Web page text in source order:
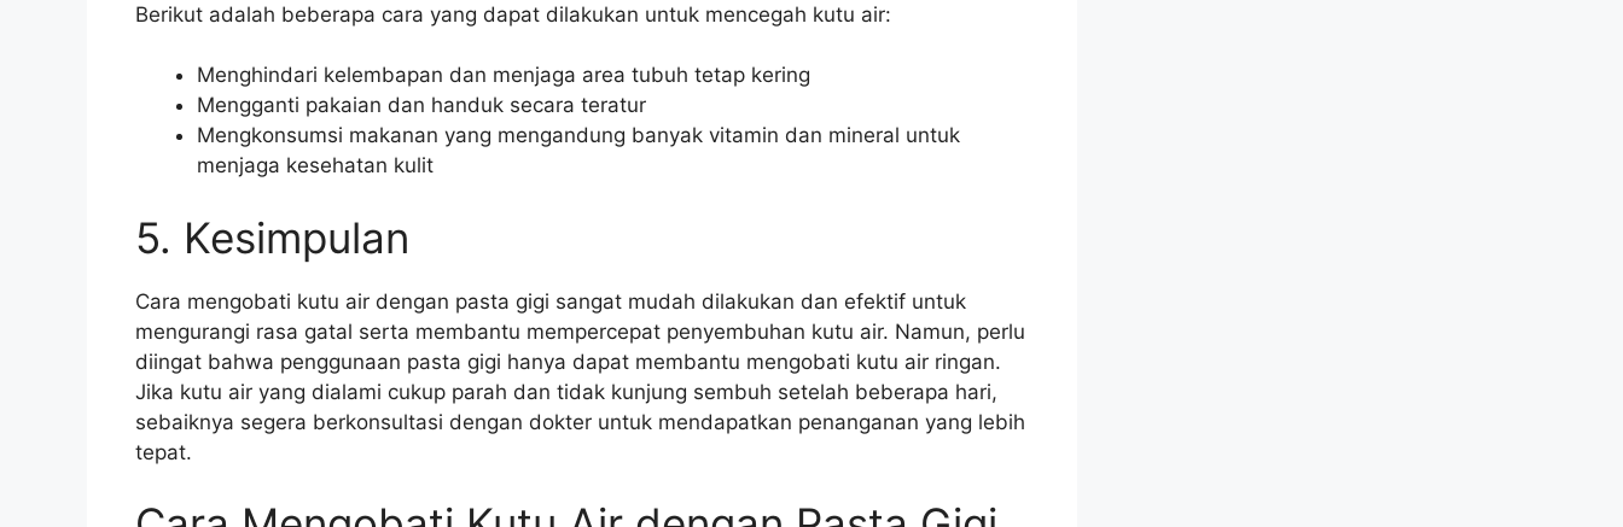
Berikut adalah beberapa cara yang dapat dilakukan untuk mencegah kutu air:
Menghindari kelembapan dan menjaga area tubuh tetap kering
Mengganti pakaian dan handuk secara teratur
Mengkonsumsi makanan yang mengandung banyak vitamin dan mineral untuk
menjaga kesehatan kulit
5. Kesimpulan
Cara mengobati kutu air dengan pasta gigi sangat mudah dilakukan dan efektif untuk
mengurangi rasa gatal serta membantu mempercepat penyembuhan kutu air. Namun, perlu
diingat bahwa penggunaan pasta gigi hanya dapat membantu mengobati kutu air ringan.
Jika kutu air yang dialami cukup parah dan tidak kunjung sembuh setelah beberapa hari,
sebaiknya segera berkonsultasi dengan dokter untuk mendapatkan penanganan yang lebih
tepat.